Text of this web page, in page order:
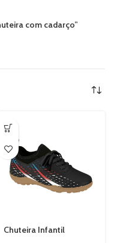
com cadarço”
Chuteira Infantil